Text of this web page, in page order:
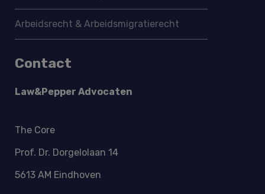
Arbeidsrecht & Arbeidsmigratie­recht
Contact
Law&Pepper Advocaten
The Core
Prof. Dr. Dorgelolaan 14
5613 AM Eindhoven